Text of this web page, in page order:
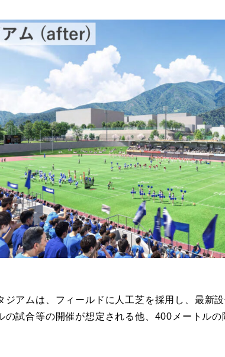
ジアムは、フィールドに人工芝を採用し、最新
の試合等の開催が想定される他、400メートル